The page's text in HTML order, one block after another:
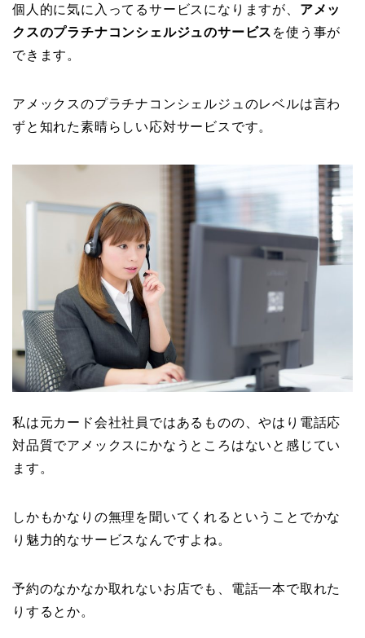
個人的に気に入ってるサービスになりますが、 アメッ
クスのプラチナコンシェルジュのサービス を使う事が
できます。
アメックスのプラチナコンシェルジュのレベルは言わ
ずと知れた素晴らしい応対サービスです。
私は元カード会社社員ではあるものの、やはり電話応
対品質でアメックスにかなうところはないと感じてい
ます。
しかもかなりの無理を聞いてくれるということでかな
り魅力的なサービスなんですよね。
予約のなかなか取れないお店でも、電話一本で取れた
りするとか。